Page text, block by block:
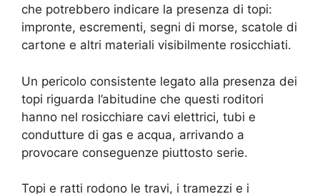
che potrebbero indicare la presenza di topi:
impronte, escrementi, segni di morse, scatole di
cartone e altri materiali visibilmente rosicchiati.
Un pericolo consistente legato alla presenza dei
topi riguarda l’abitudine che questi roditori
hanno nel rosicchiare cavi elettrici, tubi e
condutture di gas e acqua, arrivando a
provocare conseguenze piuttosto serie.
Topi e ratti rodono le travi, i tramezzi e i